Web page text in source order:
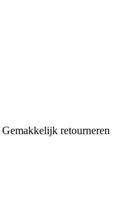
Gemakkelijk retourneren